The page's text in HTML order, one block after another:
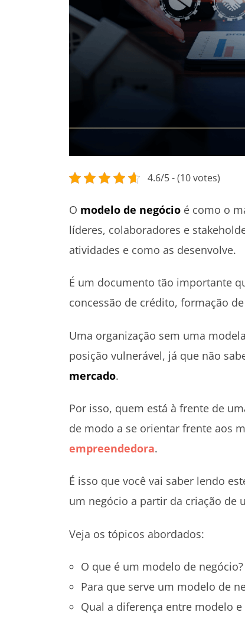
4.6/5 - (10 votes)
O modelo de negócio é como o
líderes, colaboradores e
atividades e como as desenvolve.
É um documento tão importante
concessão de crédito, formação
Uma organização sem uma
posição vulnerável, já que não
mercado.
Por isso, quem está à frente de
de modo a se orientar frente aos
empreendedora.
É isso que você vai saber lendo
um negócio a partir da criação de
Veja os tópicos abordados:
O que é um modelo de negócio?
Para que serve um modelo de
Qual a diferença entre modelo